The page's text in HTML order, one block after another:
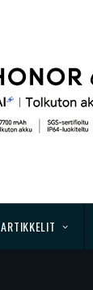
ARTIKKELIT